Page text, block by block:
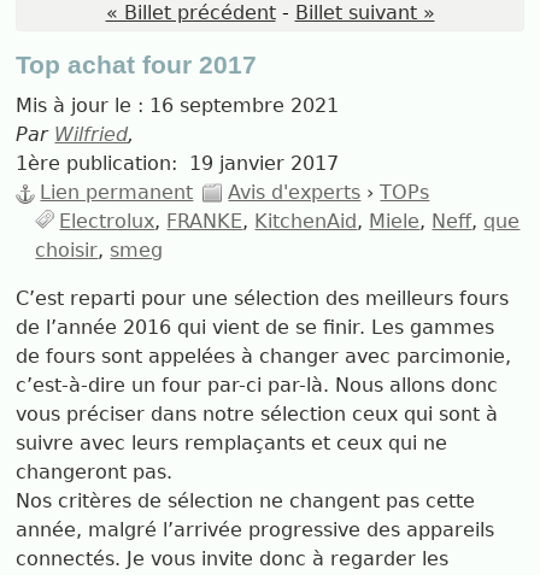
« Billet précédent - Billet suivant »
Top achat four 2017
Mis à jour le : 16 septembre 2021
Par Wilfried,
1ère publication: 19 janvier 2017
Lien permanent
Avis d'experts ›TOPs
Electrolux
FRANKE KitchenAid Miele Neff que
choisir smeg
C’est reparti pour une sélection des meilleurs fours
de l’année 2016 qui vient de se finir. Les gammes
de fours sont appelées à changer avec parcimonie,
c’est-à-dire un four par-ci par-là. Nous allons donc
vous préciser dans notre sélection ceux qui sont à
suivre avec leurs remplaçants et ceux qui ne
changeront pas.
Nos critères de sélection ne changent pas cette
année, malgré l’arrivée progressive des appareils
connectés. Je vous invite donc à regarder les